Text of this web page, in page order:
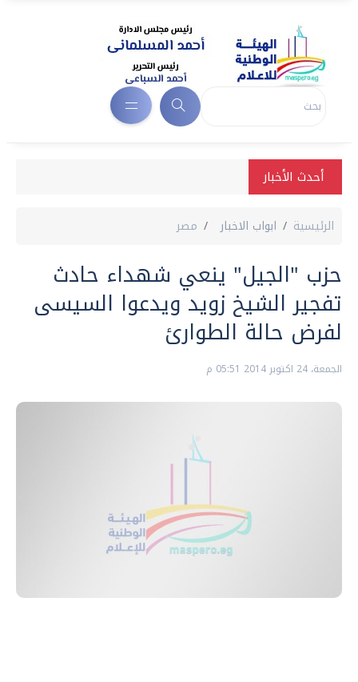
أحدث الأخبار
الرئيسية ابواب الاخبار مصر
حزب "الجيل" ينعي شهداء حادث
تفجير الشيخ زويد ويدعوا السيسى
لفرض حالة الطوارئ
الجمعة، 24 اكتوبر 2014 05:51 م